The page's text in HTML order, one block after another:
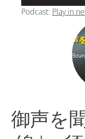
声
プ
Podcast: Play in
御声を